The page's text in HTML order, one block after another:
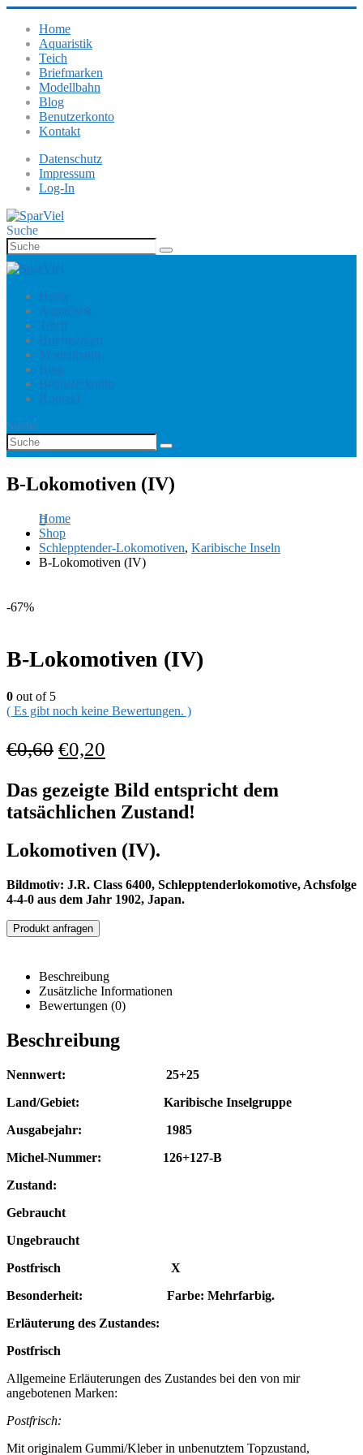
Home
Aquaristik
Teich
Briefmarken
Modellbahn
Blog
Benutzerkonto
Kontakt
Datenschutz
Impressum
Log-In
Suche
Home
Aquaristik
Teich
Briefmarken
Modellbahn
Blog
Benutzerkonto
Kontakt
Suche
B-Lokomotiven (IV)
Home
Shop
Schlepptender-Lokomotiven, Karibische Inseln
B-Lokomotiven (IV)
-67%
B-Lokomotiven (IV)
0 out of 5
( Es gibt noch keine Bewertungen. )
€0,60 €0,20
Das gezeigte Bild entspricht dem
tatsächlichen Zustand!
Lokomotiven (IV).
Bildmotiv: J.R. Class 6400, Schlepptenderlokomotive, Achsfolge
4-4-0 aus dem Jahr 1902, Japan.
Produkt anfragen
Beschreibung
Zusätzliche Informationen
Bewertungen (0)
Beschreibung
Nennwert: 25+25
Land/Gebiet: Karibische Inselgruppe
Ausgabejahr: 1985
Michel-Nummer: 126+127-B
Zustand:
Gebraucht
Ungebraucht
Postfrisch X
Besonderheit: Farbe: Mehrfarbig.
Erläuterung des Zustandes:
Postfrisch
Allgemeine Erläuterungen des Zustandes bei den von mir
angebotenen Marken:
Postfrisch:
Mit originalem Gummi/Kleber in unbenutztem Topzustand,